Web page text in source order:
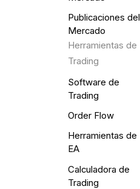
Publicaciones del
Mercado
Herramientas de
Trading
Software de
Trading
Order Flow
Herramientas de
EA
Calculadora de
Trading